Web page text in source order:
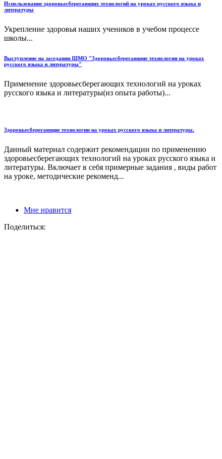
Использование здоровьесберегающих технологий на уроках русского языка и
литературы
Укрепление здоровья наших учеников в учебом процессе
школы...
Выступление на заседании ШМО "Здоровьесберегающие технологии на уроках
русского языка и литературы"
Применение здоровьесберегающих технологий на уроках
русского языка и литературы(из опыта работы)...
Здоровьесберегающие технологии на уроках русского языка и литературы.
Данный материал содержит рекомендации по применению
здоровьесберегающих технологий на уроках русского языка и
литературы. Включает в себя примерные задания , виды работ
на уроке, методические рекоменд...
Мне нравится
Поделиться: